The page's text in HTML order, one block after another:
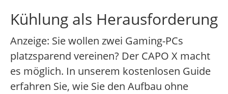
Kühlung als Herausforderung
Anzeige: Sie wollen zwei Gaming-PCs
platzsparend vereinen? Der CAPO X macht
es möglich. In unserem kostenlosen Guide
erfahren Sie, wie Sie den Aufbau ohne